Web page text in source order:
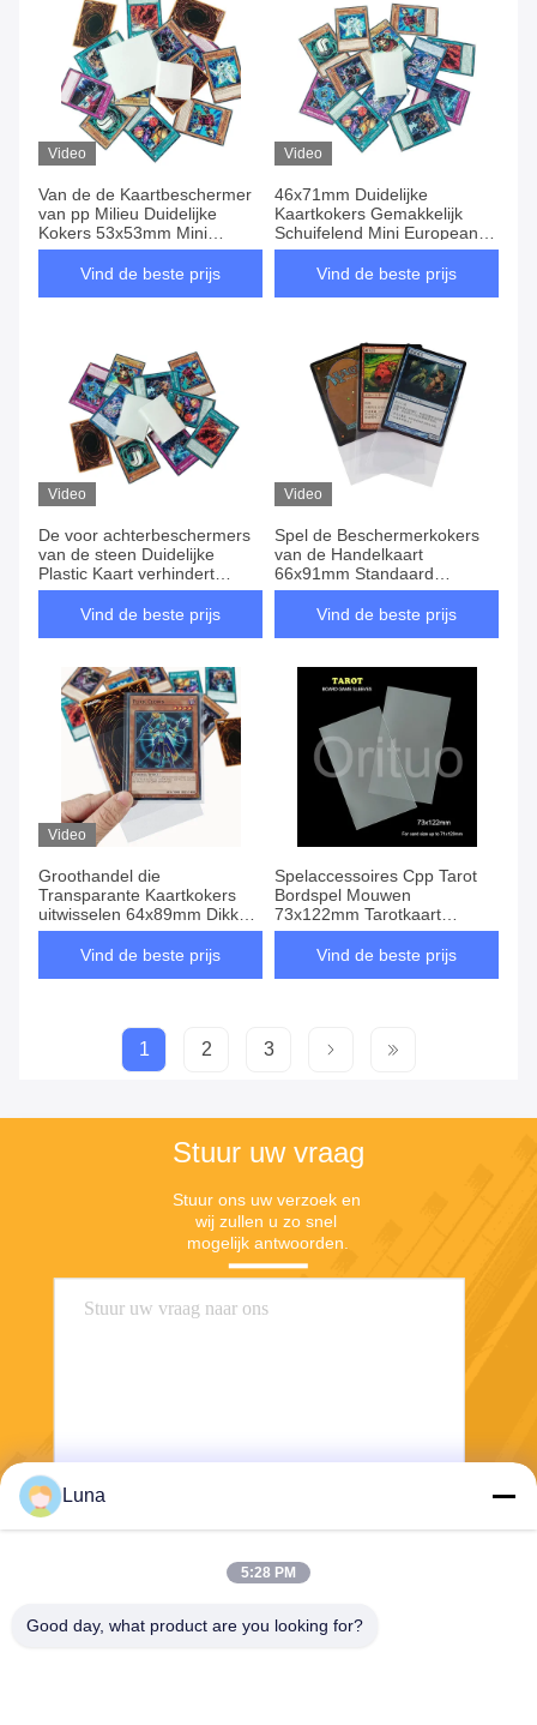
Video
Van de de Kaartbeschermer
van pp Milieu Duidelijke
Kokers 53x53mm Mini
Square
Vind de beste prijs
Video
46x71mm Duidelijke
Kaartkokers Gemakkelijk
Schuifelend Mini European
Matte Board
Vind de beste prijs
Video
De voor achterbeschermers
van de steen Duidelijke
Plastic Kaart verhindert
gebogen hoeken
Vind de beste prijs
Video
Spel de Beschermerkokers
van de Handelkaart
66x91mm Standaard
Duidelijke Kaartkokers
Vind de beste prijs
Video
Groothandel die
Transparante Kaartkokers
uitwisselen 64x89mm Dikke
Kokers van de
Speelkaartbeschermer
Vind de beste prijs
Spelaccessoires Cpp Tarot
Bordspel Mouwen
73x122mm Tarotkaart
Mouwen
Vind de beste prijs
1 2 3
Stuur uw vraag
Stuur ons uw verzoek en
wij zullen u zo snel
mogelijk antwoorden.
Luna
5:28 PM
Good day, what product are you looking for?